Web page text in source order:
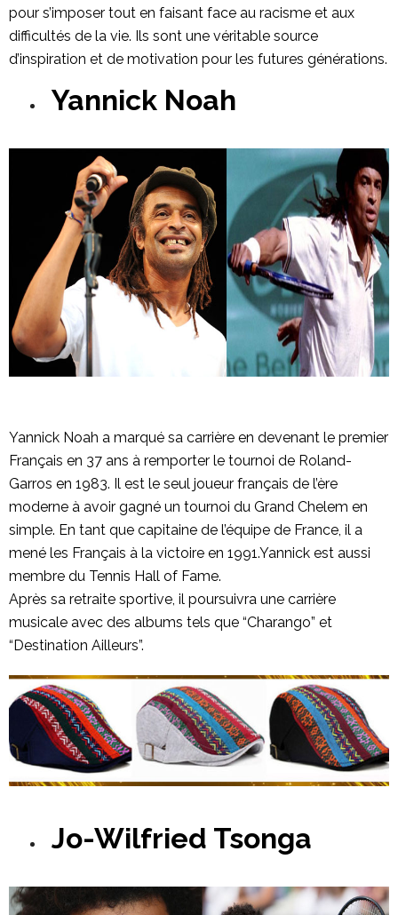
pour s’imposer tout en faisant face au racisme et aux
difficultés de la vie. Ils sont une véritable source
d’inspiration et de motivation pour les futures générations.
Yannick Noah
Yannick Noah a marqué sa carrière en devenant le premier
Français en 37 ans à remporter le tournoi de Roland-
Garros en 1983. Il est le seul joueur français de l’ère
moderne à avoir gagné un tournoi du Grand Chelem en
simple. En tant que capitaine de l’équipe de France, il a
mené les Français à la victoire en 1991.Yannick est aussi
membre du Tennis Hall of Fame.
Après sa retraite sportive, il poursuivra une carrière
musicale avec des albums tels que “Charango” et
“Destination Ailleurs”.
Jo-Wilfried Tsonga